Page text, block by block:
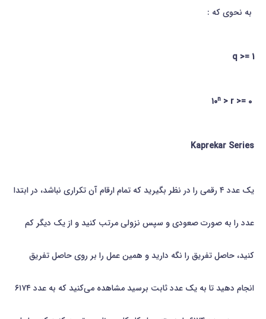
به نحوی كه :
q >= 1
n > r >= 0
Kaprekar Series
یك عدد ۴ رقمی را در نظر بگیرید كه تمام ارقام آن تكراری نباشد، در ابتدا
عدد را به صورت صعودی و سپس نزولی مرتب كنید و از یك دیگر كم
كنید، حاصل تفریق را نگه دارید و همین عمل را بر روی حاصل تفریق
انجام دهید تا به یك عدد ثابت برسید مشاهده می‌كنید كه به عدد ۶۱۷۴